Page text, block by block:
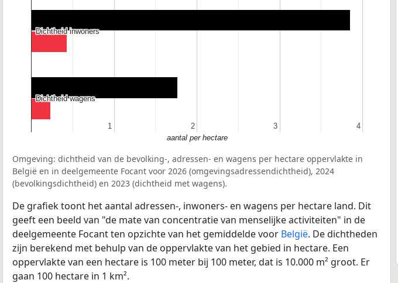
11 2
2 3
3 4
4
Dichtheid inwoners
Dichtheid inwoners
Dichtheid wagens
Dichtheid wagens
aantal per hectare
Omgeving: dichtheid van de bevolking-, adressen- en wagens per hectare oppervlakte in
België en in deelgemeente Focant voor 2026 (omgevingsadressendichtheid), 2024
(bevolkingsdichtheid) en 2023 (dichtheid met wagens).
De grafiek toont het aantal adressen-, inwoners- en wagens per hectare land. Dit
geeft een beeld van "de mate van concentratie van menselijke activiteiten" in de
deelgemeente Focant ten opzichte van het gemiddelde voor België. De dichtheden
zijn berekend met behulp van de oppervlakte van het gebied in hectare. Een
oppervlakte van een hectare is 100 meter bij 100 meter, dat is 10.000 m² groot. Er
gaan 100 hectare in 1 km².